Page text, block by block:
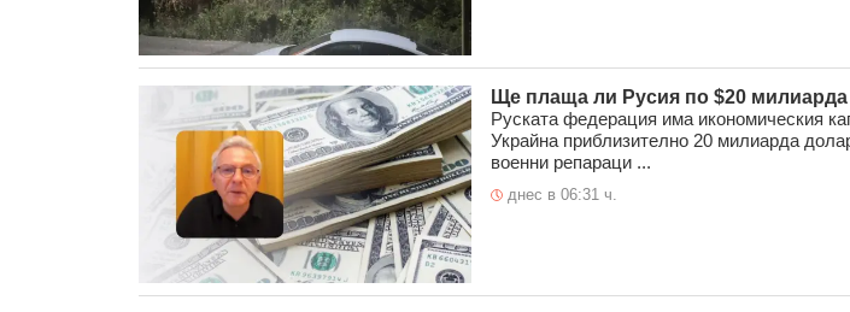
Ще плаща ли Русия по $20
Руската федерация има икономическия
Украйна приблизително 20 милиарда
военни репараци ...
днес в 06:31 ч.